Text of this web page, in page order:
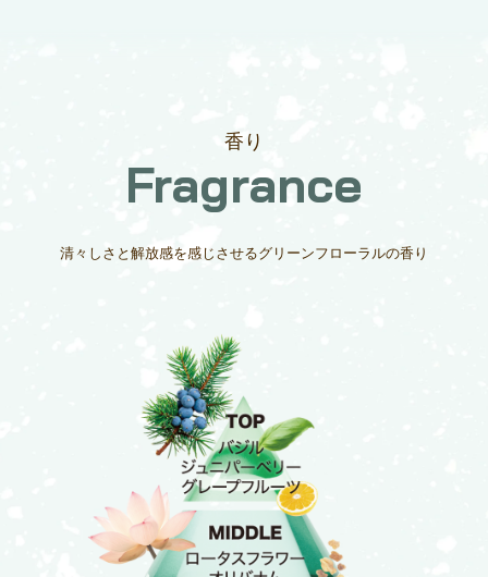
香り
Fragrance
清々しさと解放感を感じさせるグリーンフローラルの香り